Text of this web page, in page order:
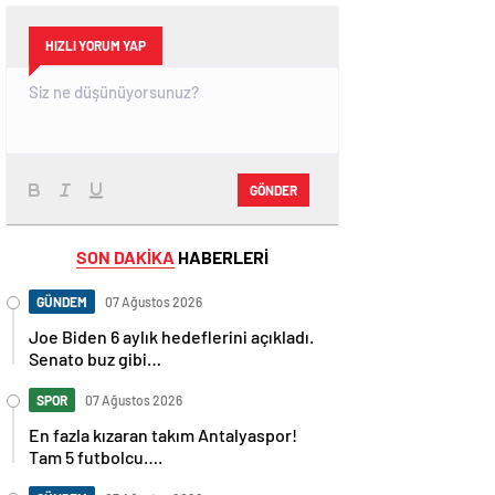
HIZLI YORUM YAP
GÖNDER
SON DAKİKA HABERLERİ
GÜNDEM 07 Ağustos 2026
Joe Biden 6 aylık hedeflerini açıkladı.
Senato buz gibi…
SPOR 07 Ağustos 2026
En fazla kızaran takım Antalyaspor!
Tam 5 futbolcu….